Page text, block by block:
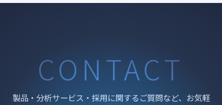
CONTACT
製品・分析サービス・採用に関するご質問など、お気軽